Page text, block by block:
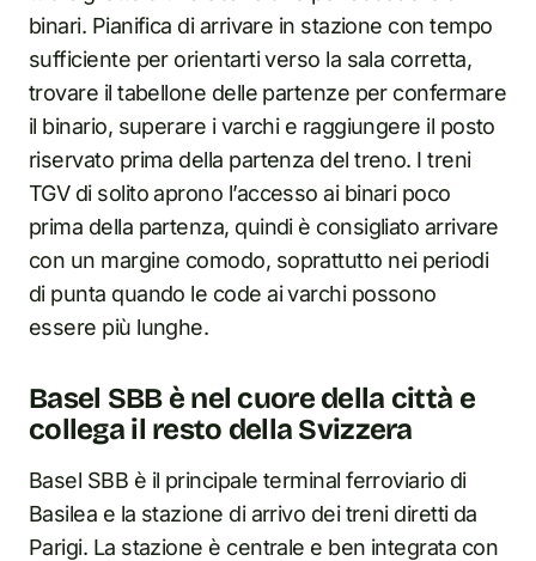
binari. Pianifica di arrivare in stazione con tempo
sufficiente per orientarti verso la sala corretta,
trovare il tabellone delle partenze per confermare
il binario, superare i varchi e raggiungere il posto
riservato prima della partenza del treno. I treni
TGV di solito aprono l’accesso ai binari poco
prima della partenza, quindi è consigliato arrivare
con un margine comodo, soprattutto nei periodi
di punta quando le code ai varchi possono
essere più lunghe.
Basel SBB è nel cuore della città e
collega il resto della Svizzera
Basel SBB è il principale terminal ferroviario di
Basilea e la stazione di arrivo dei treni diretti da
Parigi. La stazione è centrale e ben integrata con